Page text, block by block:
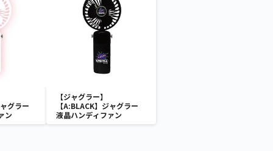
グラー
ン
【ジャグラー】
【A:BLACK】ジャグラー
液晶ハンディファン